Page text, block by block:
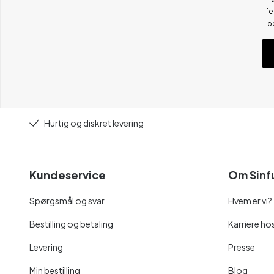
Hurtig og diskret levering
Kundeservice
Spørgsmål og svar
Bestilling og betaling
Levering
Min bestilling
Om
Hvem er vi?
Karriere
Presse
Blog